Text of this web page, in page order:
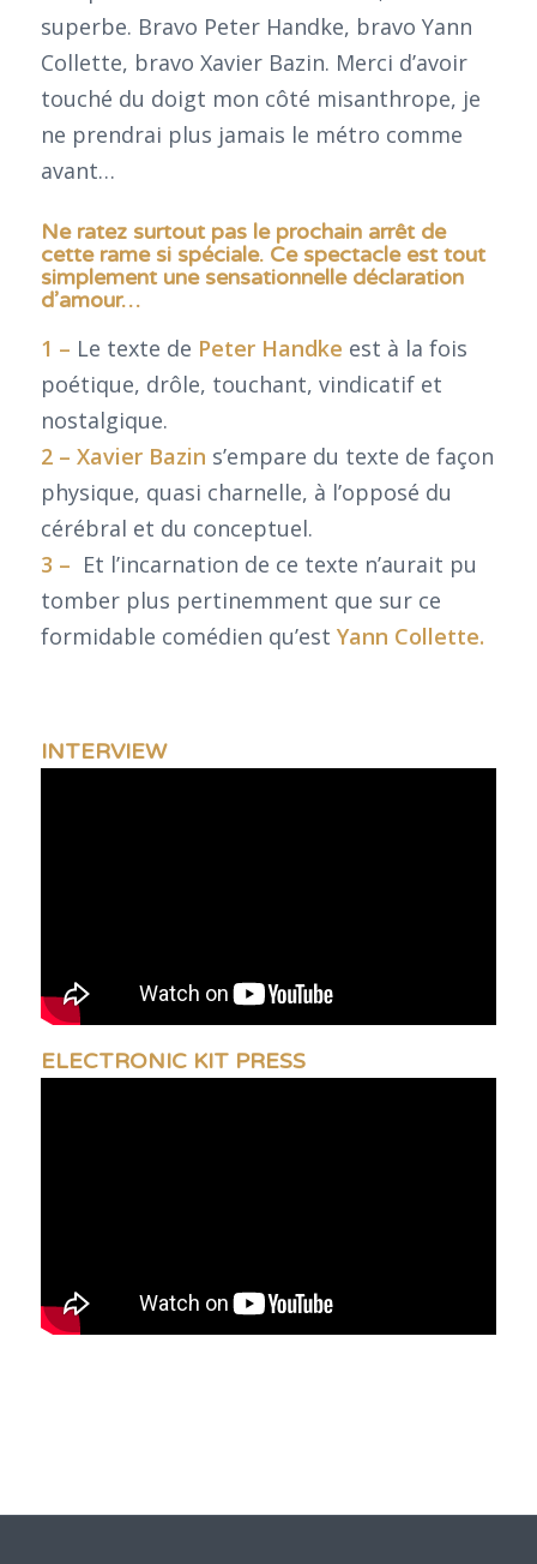
superbe. Bravo Peter Handke, bravo Yann
Collette, bravo Xavier Bazin. Merci d’avoir
touché du doigt mon côté misanthrope, je
ne prendrai plus jamais le métro comme
avant…
Ne ratez surtout pas le prochain arrêt de
cette rame si spéciale. Ce spectacle est tout
simplement une sensationnelle déclaration
d’amour…
1 – Le texte de Peter Handke est à la fois
poétique, drôle, touchant, vindicatif et
nostalgique.
2 – Xavier Bazin s’empare du texte de façon
physique, quasi charnelle, à l’opposé du
cérébral et du conceptuel.
3 – Et l’incarnation de ce texte n’aurait pu
tomber plus pertinemment que sur ce
formidable comédien qu’est Yann Collette.
INTERVIEW
ELECTRONIC KIT PRESS